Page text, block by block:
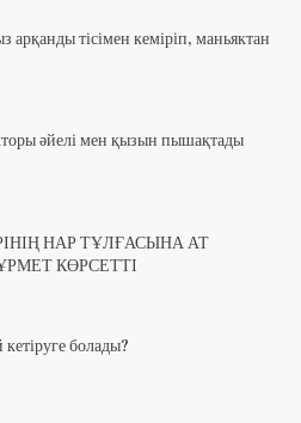
арқанды тісімен кеміріп, маньяктан
әйелі мен қызын пышақтады
НАР ТҰЛҒАСЫНА АТ
КӨРСЕТТІ
болады?